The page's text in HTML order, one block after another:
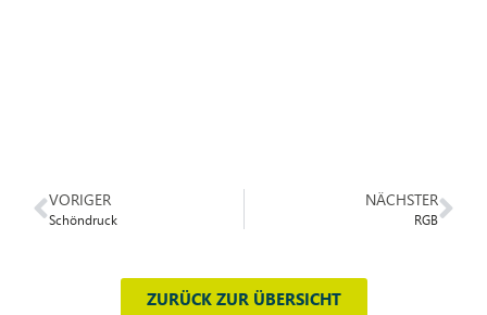
VORIGER
Schöndruck
NÄCHSTER
RGB
ZURÜCK ZUR ÜBERSICHT